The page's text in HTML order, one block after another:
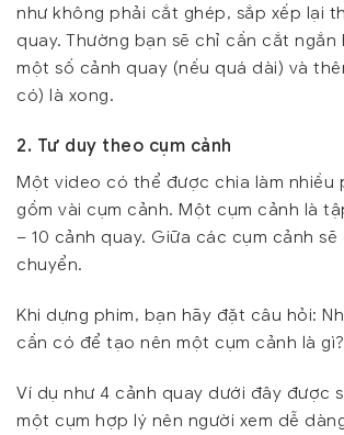
như không phải cắt ghép, sắp xếp lại
quay. Thường bạn sẽ chỉ cần cắt ngắn
một số cảnh quay (nếu quá dài) và
có) là xong.
2. Tư duy theo cụm cảnh
Một video có thể được chia làm nhiều
gồm vài cụm cảnh. Một cụm cảnh là
– 10 cảnh quay. Giữa các cụm cảnh
chuyển.
Khi dựng phim, bạn hãy đặt câu hỏi:
cần có để tạo nên một cụm cảnh là gì?
Ví dụ như 4 cảnh quay dưới đây được
một cụm hợp lý nên người xem dễ